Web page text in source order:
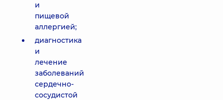
и
пищевой
аллергией;
диагностика
и
лечение
заболеваний
сердечно-
сосудистой